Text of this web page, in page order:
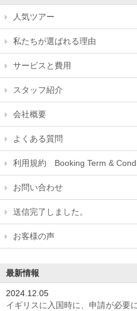
人気ツアー
私たちが選ばれる理由
サービスと費用
スタッフ紹介
会社概要
よくある質問
利用規約 Booking Term &
お問い合わせ
送信完了しました。
お客様の声
最新情報
2024.12.05
イギリスに入国時に、申請が必要